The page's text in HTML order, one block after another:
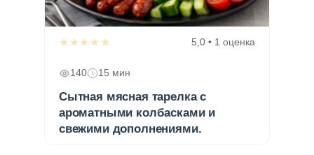
★★★★★ 5,0 • 1 оценка
140 15 мин
Сытная мясная тарелка с
ароматными колбасками и
свежими дополнениями.